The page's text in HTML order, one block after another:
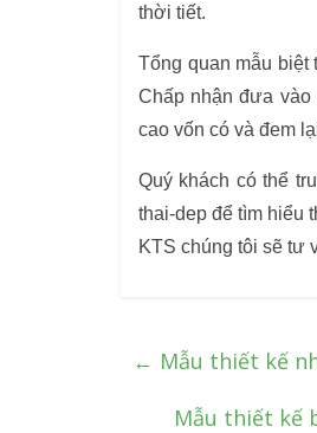
thời tiết.
Tổng quan mẫu biệt
Chấp nhận đưa vào
cao vốn có và đem
Quý khách có thể
thai-dep để tìm hiểu
KTS chúng tôi sẽ tư
← Mẫu thiết kế
Mẫu thiết kế